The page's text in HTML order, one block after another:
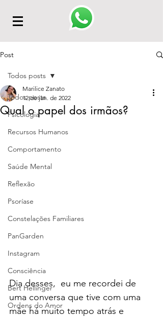
Post
Todos posts
Psicologia
Recursos Humanos
Comportamento
Saúde Mental
Reflexão
Psoríase
Constelações Familiares
PanGarden
Instagram
Consciência
Bert Hellinger
Ordens do Amor
Todos posts
Qual o papel dos irmãos?
Marilice Zanato
12 de jan. de 2022
Dia desses,  eu me recordei de
uma conversa que tive com uma
mãe há muito tempo atrás e